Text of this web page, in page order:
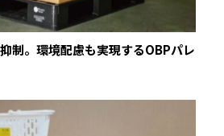
制。環境配慮も実現するOBPパレ